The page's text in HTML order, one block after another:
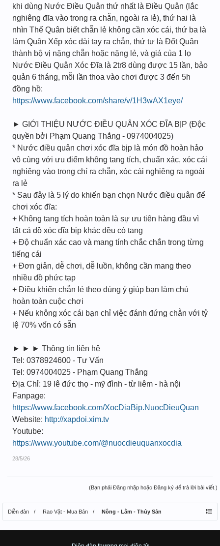
khi dùng Nước Điều Quân thứ nhất là Điều Quân (lắc
nghiêng đĩa vào trong ra chẵn, ngoài ra lẻ), thứ hai là
nhìn Thế Quân biết chẵn lẻ không cần xóc cái, thứ ba là
làm Quân Xếp xóc dài tay ra chẵn, thứ tư là Đốt Quân
thành bộ vị nặng chẵn hoặc nặng lẻ, và giá của 1 lọ
Nước Điều Quân Xóc Đĩa là 2tr8 dùng được 15 lần, bảo
quản 6 tháng, mỗi lần thoa vào chơi được 3 đến 5h
đồng hồ:
https://www.facebook.com/share/v/1H3wAX1eye/
► GIỚI THIỆU NƯỚC ĐIỀU QUÂN XÓC ĐĨA BỊP (Độc
quyền bởi Phạm Quang Thắng - 0974004025)
* Nước điều quân chơi xóc đĩa bịp là món đồ hoàn hảo
vô cùng với ưu điểm không tang tích, chuẩn xác, xóc cái
nghiêng vào trong chỉ ra chẵn, xóc cái nghiêng ra ngoài
ra lẻ
* Sau đây là 5 lý do khiến bạn chọn Nước điều quân để
chơi xóc đĩa:
+ Không tang tích hoàn toàn là sự ưu tiên hàng đầu vì
tất cả đồ xóc đĩa bịp khác đều có tang
+ Độ chuẩn xác cao và mang tính chắc chắn trong từng
tiếng cái
+ Đơn giản, dễ chơi, dễ luồn, không cần mang theo
nhiều đồ phức tạp
+ Điều khiển chẵn lẻ theo đúng ý giúp bạn làm chủ
hoàn toàn cuộc chơi
+ Nếu không xóc cái bạn chỉ việc đánh đứng chẵn với tỷ
lệ 70% vốn có sẵn
► ► ► Thông tin liên hệ
Tel: 0378924600 - Tư Vấn
Tel: 0974004025 - Phạm Quang Thắng
Địa Chỉ: 19 lê đức thọ - mỹ đình - từ liêm - hà nội
Fanpage:
https://www.facebook.com/XocDiaBip.NuocDieuQuan
Website: http://xapdoi.xim.tv
Youtube:
https://www.youtube.com/@nuocdieuquanxocdia
28/5/26
(Bạn phải Đăng nhập hoặc Đăng ký để trả lời bài viết.)
Diễn đàn Rao Vặt - Mua Bán Nông - Lâm - Thủy Sản